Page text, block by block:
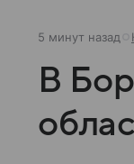
5 минут назад
В